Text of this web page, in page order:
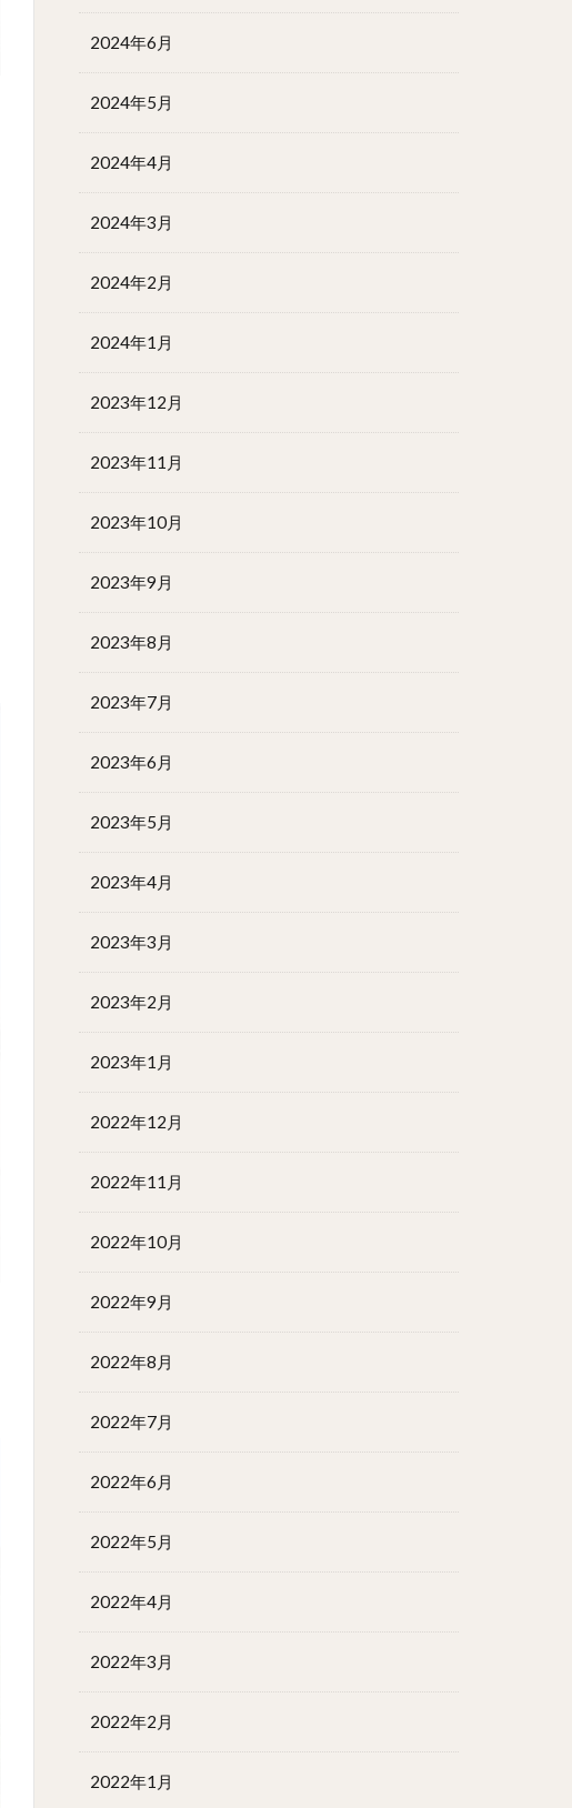
2024年6月
2024年5月
2024年4月
2024年3月
2024年2月
2024年1月
2023年12月
2023年11月
2023年10月
2023年9月
2023年8月
2023年7月
2023年6月
2023年5月
2023年4月
2023年3月
2023年2月
2023年1月
2022年12月
2022年11月
2022年10月
2022年9月
2022年8月
2022年7月
2022年6月
2022年5月
2022年4月
2022年3月
2022年2月
2022年1月